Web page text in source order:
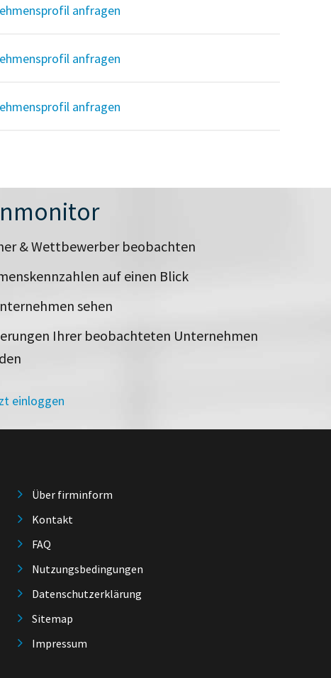
anfragen
anfragen
anfragen
& Wettbewerber beobachten
auf einen Blick
sehen
Ihrer beobachteten Unternehmen
einloggen
Über firminform
Kontakt
FAQ
Nutzungsbedingungen
Datenschutzerklärung
Sitemap
Impressum